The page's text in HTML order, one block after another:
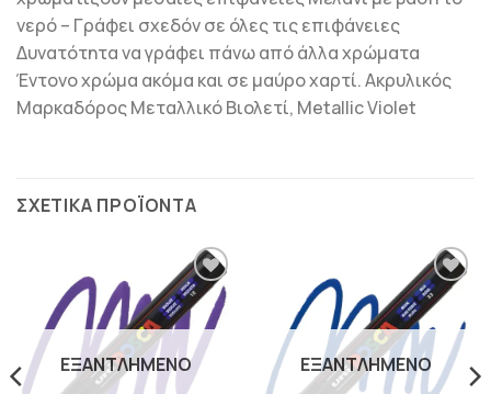
νερό – Γράφει σχεδόν σε όλες τις επιφάνειες
Δυνατότητα να γράφει πάνω από άλλα χρώματα
Έντονο χρώμα ακόμα και σε μαύρο χαρτί. Ακρυλικός
Μαρκαδόρος Μεταλλικό Βιολετί, Metallic Violet
ΣΧΕΤΙΚΆ ΠΡΟΪΌΝΤΑ
ΠΡΟΣΘΉΚΗ
ΣΤΗΝ
ΛΊΣΤΑ
ΕΠΙΘΥΜΙΏΝ
ΕΞΑΝΤΛΗΜΈΝΟ
ΠΡΟΣΘΉΚΗ
ΣΤΗΝ
ΛΊΣΤΑ
ΕΠΙΘΥΜΙΏΝ
ΕΞΑΝΤΛΗΜΈΝΟ